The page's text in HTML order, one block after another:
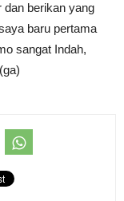
dan berikan yang
baru pertama
sangat Indah,